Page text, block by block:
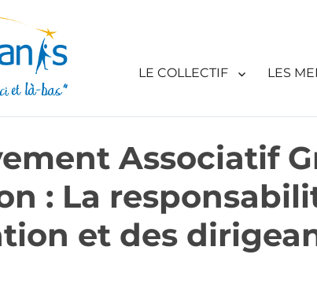
LE COLLECTIF LES
Associatif
: La
et des